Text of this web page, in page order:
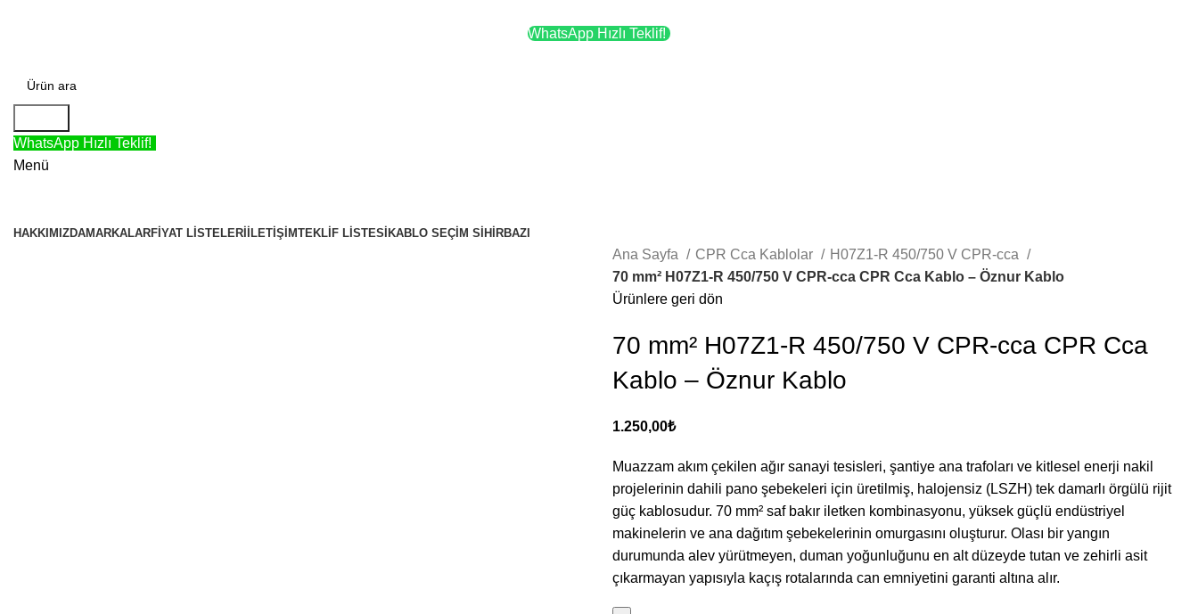
WhatsApp Hızlı Teklif!
WhatsApp Hızlı Teklif!
Menü
HAKKIMIZDAMARKALARFIYAT LISTELERI İLETIŞIMTEKLIF LISTESI KABLO SEÇIM SIHIRBAZI
Ana Sayfa CPR Cca Kablolar
H07Z1-R 450/750 V CPR-cca
70 mm² H07Z1-R 450/750 V CPR-cca CPR Cca Kablo – Öznur Kablo
Ürünlere geri dön
70 mm² H07Z1-R 450/750 V CPR-cca CPR Cca
Kablo – Öznur Kablo
1.250,00₺
Muazzam akım çekilen ağır sanayi tesisleri, şantiye ana trafoları ve kitlesel enerji nakil
projelerinin dahili pano şebekeleri için üretilmiş, halojensiz (LSZH) tek damarlı örgülü rijit
güç kablosudur. 70 mm² saf bakır iletken kombinasyonu, yüksek güçlü endüstriyel
makinelerin ve ana dağıtım şebekelerinin omurgasını oluşturur. Olası bir yangın
durumunda alev yürütmeyen, duman yoğunluğunu en alt düzeyde tutan ve zehirli asit
çıkarmayan yapısıyla kaçış rotalarında can emniyetini garanti altına alır.